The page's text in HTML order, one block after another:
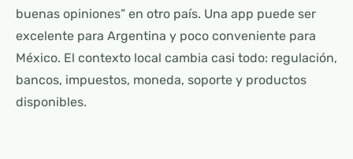
buenas opiniones” en otro país. Una app puede ser
excelente para Argentina y poco conveniente para
México. El contexto local cambia casi todo: regulación,
bancos, impuestos, moneda, soporte y productos
disponibles.